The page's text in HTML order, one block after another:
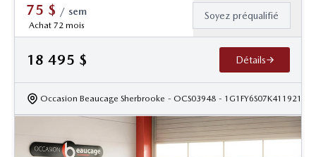
75 $ / sem
Achat 72 mois
Soyez préqualifié
18 495 $ Détails
Occasion Beaucage Sherbrooke - OCS03948 - 1G1FY6S07K4119218